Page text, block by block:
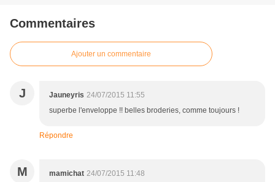
Commentaires
Ajouter un commentaire
J Jauneyris 24/07/2015 11:55
superbe l'enveloppe !! belles broderies, comme toujours !
Répondre
M mamichat 24/07/2015 11:48